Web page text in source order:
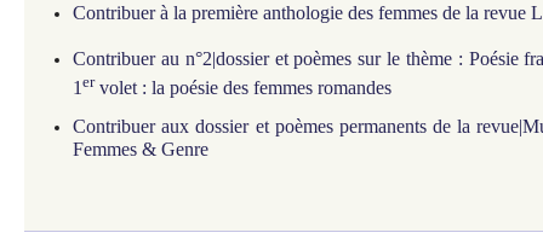
Contribuer à la première anthologie des femmes de la revue
Contribuer au n°2|dossier et poèmes sur le thème : Poésie
1 ervolet : la poésie des femmes romandes
Contribuer aux dossier et poèmes permanents de la
Femmes & Genre